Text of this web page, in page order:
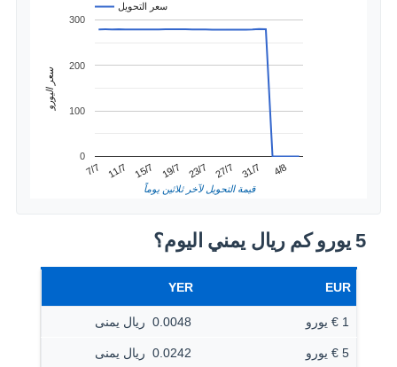
سعر التحويل
7/7 11/7 15/7 19/7 23/7 27/7 31/7 4/8
0
100
200
300
قيمة التحويل لآخر ثلاثين يوماً
سعر اليورو
5 يورو كم ريال يمني اليوم؟
EUR
YER
1 € يورو 0.0048 ‏ ريال يمنى
5 € يورو 0.0242 ‏ ريال يمنى